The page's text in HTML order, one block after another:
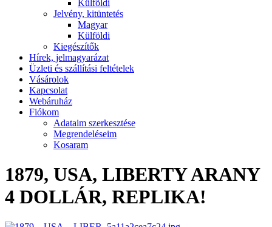
Külföldi
Jelvény, kitüntetés
Magyar
Külföldi
Kiegészítők
Hírek, jelmagyarázat
Üzleti és szállítási feltételek
Vásárolok
Kapcsolat
Webáruház
Fiókom
Adataim szerkesztése
Megrendeléseim
Kosaram
1879, USA, LIBERTY ARANY
4 DOLLÁR, REPLIKA!